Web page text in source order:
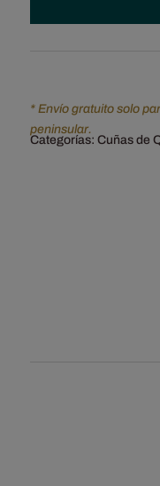
Categorías: Cuñas de
* Envío gratuito solo
peninsular.